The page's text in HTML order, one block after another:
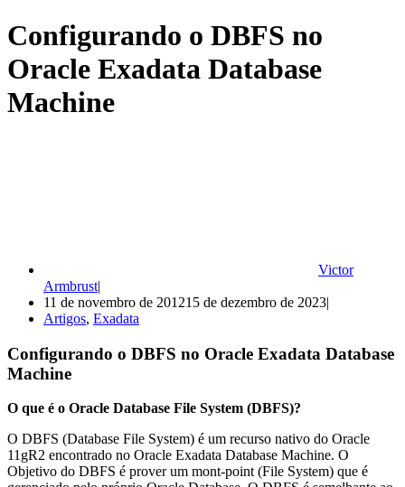
Configurando o DBFS no
Oracle Exadata Database
Machine
Victor
Armbrust
11 de novembro de 201215 de dezembro de 2023
Artigos, Exadata
Configurando o DBFS no Oracle Exadata Database
Machine
O que é o Oracle Database File System (DBFS)?
O DBFS (Database File System) é um recurso nativo do Oracle
11gR2 encontrado no Oracle Exadata Database Machine. O
Objetivo do DBFS é prover um mont-point (File System) que é